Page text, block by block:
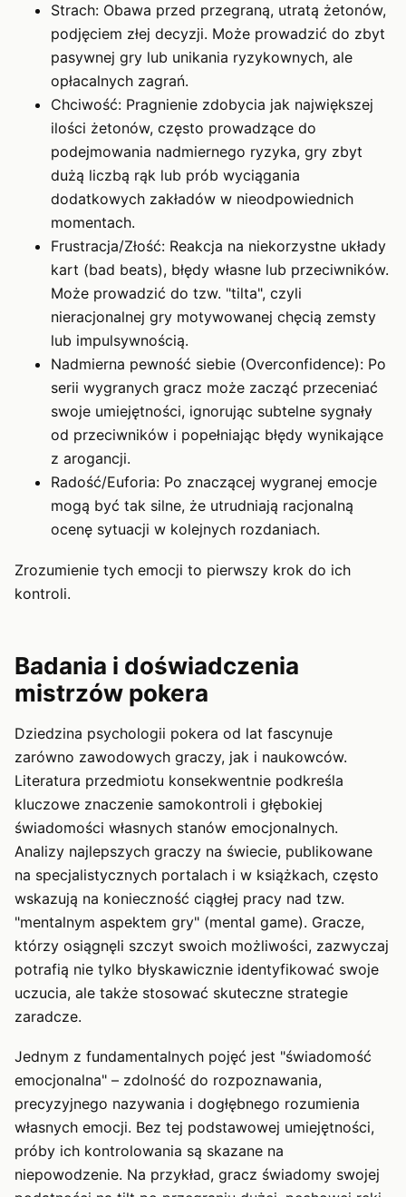
Strach: Obawa przed przegraną, utratą żetonów,
podjęciem złej decyzji. Może prowadzić do zbyt
pasywnej gry lub unikania ryzykownych, ale
opłacalnych zagrań.
Chciwość: Pragnienie zdobycia jak największej
ilości żetonów, często prowadzące do
podejmowania nadmiernego ryzyka, gry zbyt
dużą liczbą rąk lub prób wyciągania
dodatkowych zakładów w nieodpowiednich
momentach.
Frustracja/Złość: Reakcja na niekorzystne układy
kart (bad beats), błędy własne lub przeciwników.
Może prowadzić do tzw. "tilta", czyli
nieracjonalnej gry motywowanej chęcią zemsty
lub impulsywnością.
Nadmierna pewność siebie (Overconfidence): Po
serii wygranych gracz może zacząć przeceniać
swoje umiejętności, ignorując subtelne sygnały
od przeciwników i popełniając błędy wynikające
z arogancji.
Radość/Euforia: Po znaczącej wygranej emocje
mogą być tak silne, że utrudniają racjonalną
ocenę sytuacji w kolejnych rozdaniach.
Zrozumienie tych emocji to pierwszy krok do ich
kontroli.
Badania i doświadczenia
mistrzów pokera
Dziedzina psychologii pokera od lat fascynuje
zarówno zawodowych graczy, jak i naukowców.
Literatura przedmiotu konsekwentnie podkreśla
kluczowe znaczenie samokontroli i głębokiej
świadomości własnych stanów emocjonalnych.
Analizy najlepszych graczy na świecie, publikowane
na specjalistycznych portalach i w książkach, często
wskazują na konieczność ciągłej pracy nad tzw.
"mentalnym aspektem gry" (mental game). Gracze,
którzy osiągnęli szczyt swoich możliwości, zazwyczaj
potrafią nie tylko błyskawicznie identyfikować swoje
uczucia, ale także stosować skuteczne strategie
zaradcze.
Jednym z fundamentalnych pojęć jest "świadomość
emocjonalna" – zdolność do rozpoznawania,
precyzyjnego nazywania i dogłębnego rozumienia
własnych emocji. Bez tej podstawowej umiejętności,
próby ich kontrolowania są skazane na
niepowodzenie. Na przykład, gracz świadomy swojej